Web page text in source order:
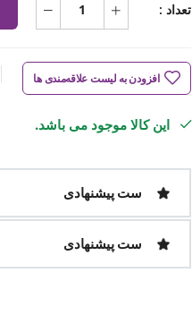
تعداد :
افزودن به لیست علاقه‌مندی ها
این کالا موجود می باشد.
ست پیشنهادی
ست پیشنهادی